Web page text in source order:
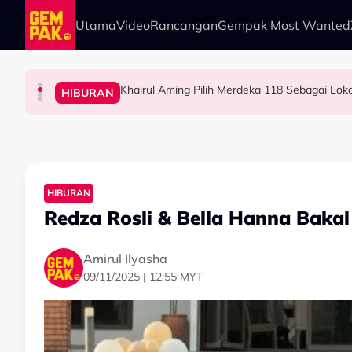
Skip to main content
UtamaVideoRancanganGempak Most Wanted
HIBURAN Individu Kongsi Sisi Tak Diketahui Ramai
HIBURAN Khairul Aming Pilih Merdeka 118 Sebagai
HIBURAN Shiera & Jatt Ali Teruja Sambut Cucu Kedua
SELEBRITI "Agak Lucah & Melampau" - Kamal Adli
HIBURAN
Redza Rosli & Bella Hanna
Amirul Ilyasha
09/11/2025 | 12:55 MYT